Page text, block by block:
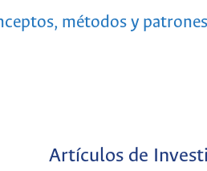
métodos y
Artículos de